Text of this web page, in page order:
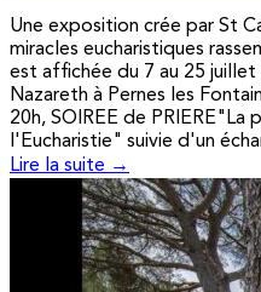
Une exposition crée par St
miracles eucharistiques
est affichée du 7 au 25
Nazareth à Pernes les
20h, SOIREE de PRIERE"La
l'Eucharistie" suivie d'un
Lire la suite →